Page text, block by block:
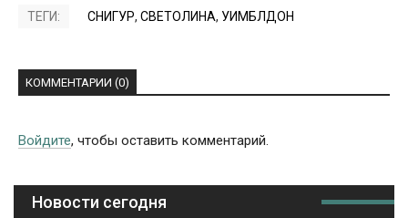
ТЕГИ: СНИГУР, СВЕТОЛИНА, УИМБЛДОН
КОММЕНТАРИИ (0)
Войдите, чтобы оставить комментарий.
Новости сегодня